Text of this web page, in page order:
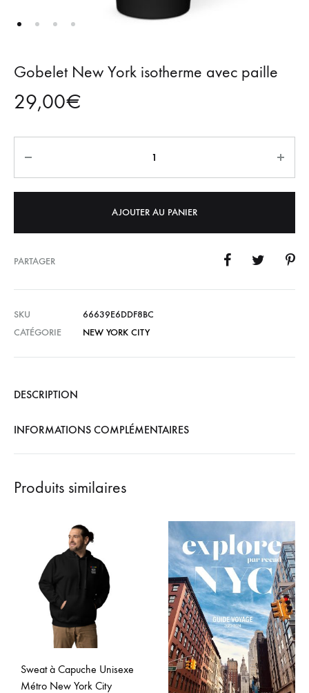
Gobelet New York isotherme avec paille
29,00€
AJOUTER AU PANIER
PARTAGER
SKU
66639E6DDF8BC
CATÉGORIE
NEW YORK CITY
DESCRIPTION
INFORMATIONS COMPLÉMENTAIRES
Produits similaires
Sweat à Capuche Unisexe
Métro New York City